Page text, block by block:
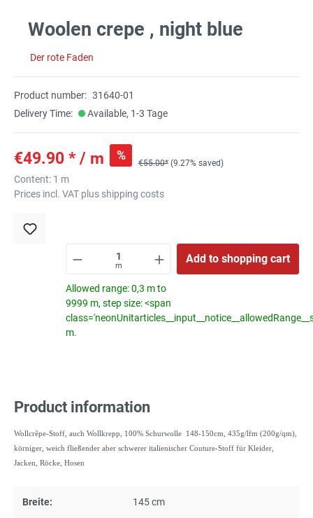
Woolen crepe , night blue
Der rote Faden
Product number: 31640-01
Delivery Time:
Available, 1-3 Tage
€49.90 * / m %
€55.00* (9.27% saved)
Content: 1 m
Prices incl. VAT plus shipping costs
m
Add to shopping cart
Allowed range: 0,3 m to
9999 m, step size: <span
m.
Product information
Wollcrêpe-Stoff, auch Wollkrepp, 100% Schurwolle 148-150cm, 435g/lfm (200g/qm),
körniger, weich fließender aber schwerer italienischer Couture-Stoff für Kleider,
Jacken, Röcke, Hosen
Breite: 145 cm